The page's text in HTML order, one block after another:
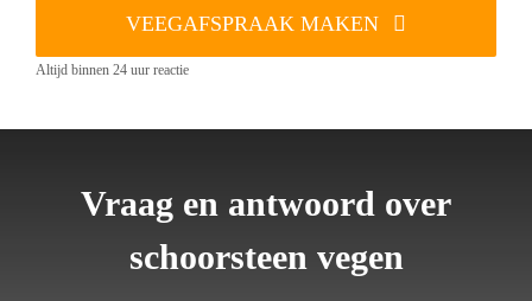
VEEGAFSPRAAK MAKEN
Altijd binnen 24 uur reactie
Vraag en antwoord over
schoorsteen vegen